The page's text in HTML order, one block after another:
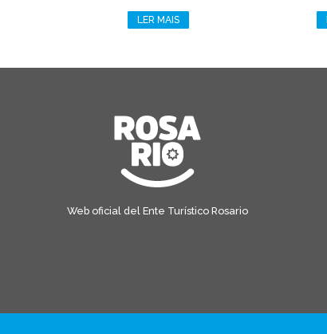
LER MAIS
Web oficial del Ente Turístico Rosario